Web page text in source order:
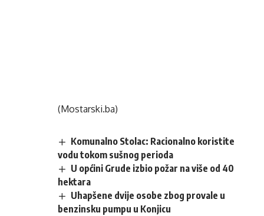
(Mostarski.ba)
Komunalno Stolac: Racionalno koristite
vodu tokom sušnog perioda
U općini Grude izbio požar na više od 40
hektara
Uhapšene dvije osobe zbog provale u
benzinsku pumpu u Konjicu